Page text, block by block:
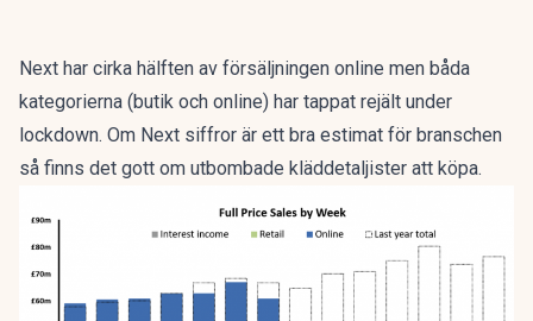
Next har cirka hälften av försäljningen online men båda
kategorierna (butik och online) har tappat rejält under
lockdown. Om Next siffror är ett bra estimat för branschen
så finns det gott om utbombade kläddetaljister att köpa.